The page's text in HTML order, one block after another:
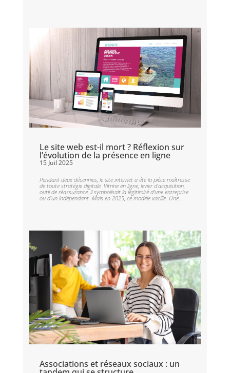
Le site web est-il mort ? Réflexion sur
l’évolution de la présence en ligne
15 Juil 2025
Pendant deux décennies, le site internet a été la pièce maîtresse
de toute stratégie digitale. Vitrine en ligne, levier d'acquisition,
outil de réassurance, il symbolisait la légitimité d'une entreprise
ou d'un indépendant. Mais en 2025, ce modèle vacille. Une...
Associations et réseaux sociaux : un